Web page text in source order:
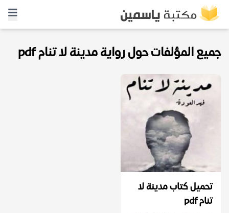
جميع المؤلفات حول رواية مدينة لا تنام pdf
تحميل كتاب مدينة لا
تنام pdf